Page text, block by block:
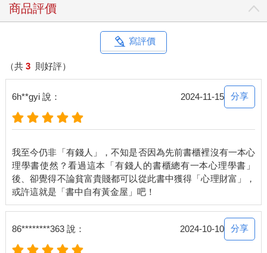
大多都是木製住宅，房間地板上鋪設榻榻米，夏天涼爽，冬天溫
大便，可能就會卡在榻榻米上，難以清理，因此日本的父母從小
就開始嚴格地對小孩進行大小便訓練，由於小時候經歷過控制生
理上快樂的大小便訓練，導致日本的節約和儲蓄率很高。這個邏
輯背景涉及精神分析理論（Psychoanalytic Theory），由西格蒙
德•佛洛伊德（Sigmund Freud）提出，他透過該理論開啟對人類
行動的理解和精神治療的新篇章，他曾經強調小時候的大小便訓
練會決定成年後節省和浪費的態度。
是看每年《富比士》評選的全球富豪榜上提到的富豪，就可以發
現沒有一個人過胖。一位從事全球貿易的朋友曾經說過這種話：
「看看街上路人們的身材，大概就可以知道這個社區有不有錢。
在我曾經居住過的有錢人社區裡，幾乎找不到胖子，但是有運動
習慣的人卻隨處可見。」
這是因為肥胖的人受到外部信號的影響大於從自己身體裡發出的
信號，導致他們對快樂的控制能力下降，因此減肥的失敗率很
高。
商品評價
寫評價
（共 3 則好評）
6h**gyi 說： 2024-11-15 分享
我至今仍非「有錢人」，不知是否因為先前書櫃裡沒有一本心
理學書使然？看過這本「有錢人的書櫃總有一本心理學書」
後、卻覺得不論貧富貴賤都可以從此書中獲得「心理財富」，
86********363 說： 2024-10-10 分享